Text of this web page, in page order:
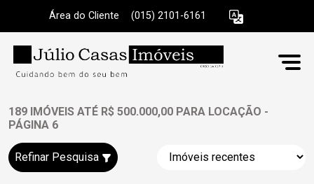
Área do Cliente (015) 2101-6161
189 IMÓVEIS ATÉ R$ 500.000,00 PARA LOCAÇÃO -
PÁGINA 6
Refinar Pesquisa